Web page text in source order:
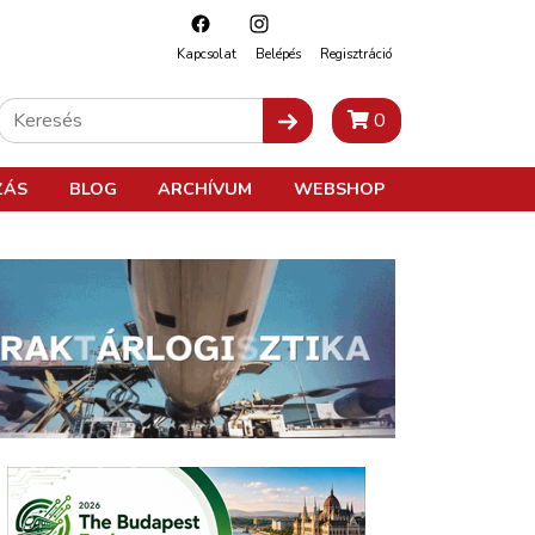
Kapcsolat Belépés Regisztráció
0
BLOG ARCHÍVUM WEBSHOP